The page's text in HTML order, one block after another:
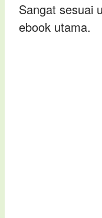
Sangat sesuai
ebook utama.